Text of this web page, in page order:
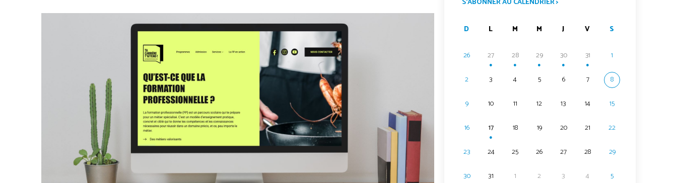
D L M M J V S
26 27
●
28
●
29
●
30
●
31
●
1
2 3 4 5 6 7 8
9 10 11 12 13 14 15
16 17
●
18 19 20 21 22
23 24 25 26 27 28 29
30 31 1 2 3 4 5